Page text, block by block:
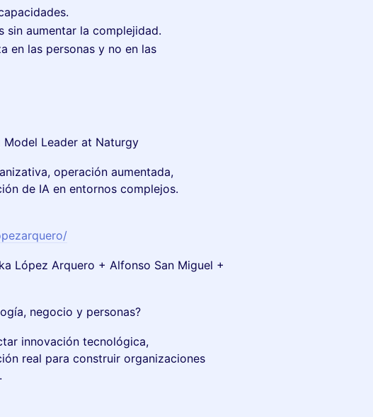
sin aumentar la complejidad.
en las personas y no en las
Model Leader at Naturgy
operación aumentada,
de IA en entornos complejos.
López Arquero + Alfonso San Miguel +
negocio y personas?
innovación tecnológica,
real para construir organizaciones